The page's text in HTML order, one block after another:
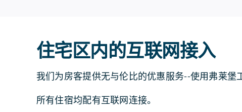
住宅区内的互联网接入
我们为房客提供无与伦比的优惠服务--使用弗莱堡
所有住宿均配有互联网连接。